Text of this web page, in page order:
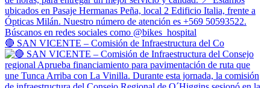
🔴 SAN VICENTE – Comisión de Infraestructura del Co